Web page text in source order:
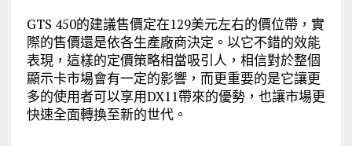
GTS 450的建議售價定在129美元左右的價位帶，實
際的售價還是依各生產廠商決定。以它不錯的效能
表現，這樣的定價策略相當吸引人，相信對於整個
顯示卡市場會有一定的影響，而更重要的是它讓更
多的使用者可以享用DX11帶來的優勢，也讓市場更
快速全面轉換至新的世代。